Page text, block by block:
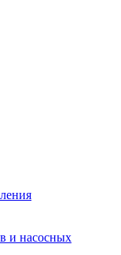
и насосных